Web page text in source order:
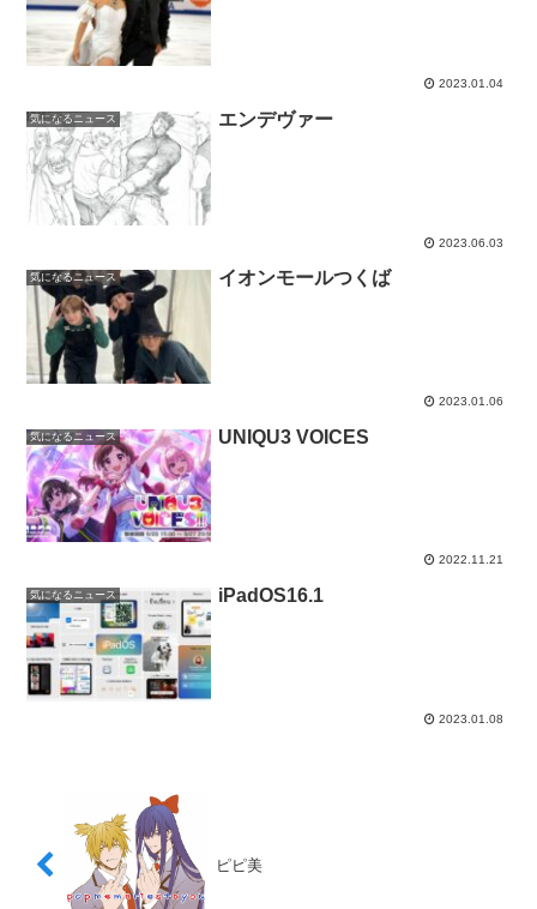
2023.01.04
気になるニュース エンデヴァー
2023.06.03
気になるニュース イオンモールつくば
2023.01.06
気になるニュース UNIQU3 VOICES
2022.11.21
気になるニュース iPadOS16.1
2023.01.08
ピピ美